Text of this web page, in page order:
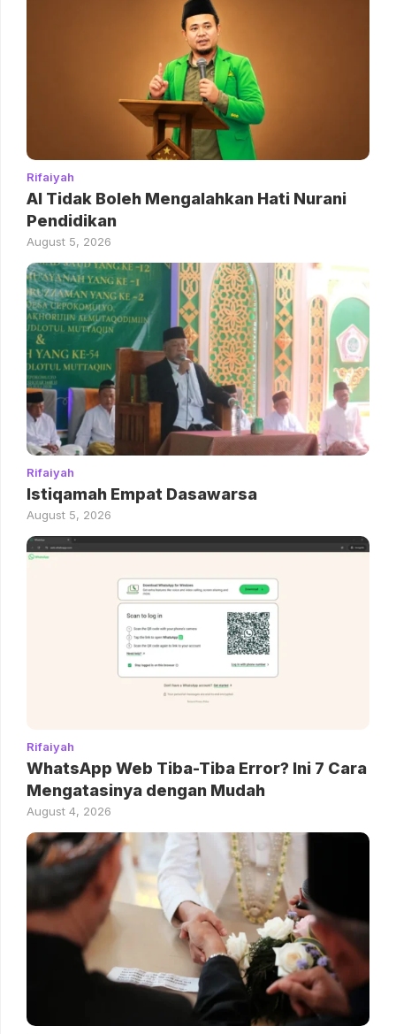
Rifaiyah
AI Tidak Boleh Mengalahkan Hati Nurani
Pendidikan
August 5, 2026
Rifaiyah
Istiqamah Empat Dasawarsa
August 5, 2026
Rifaiyah
WhatsApp Web Tiba-Tiba Error? Ini 7 Cara
Mengatasinya dengan Mudah
August 4, 2026